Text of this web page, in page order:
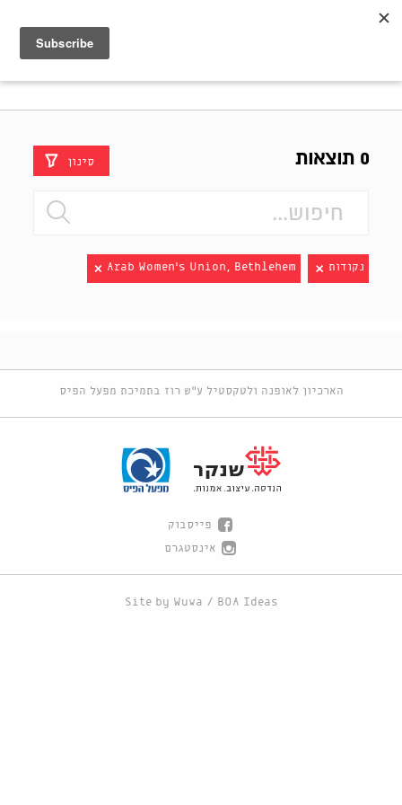
0 תוצאות סינון
נקודות Arab Women's Union, Bethlehem
הארכיון לאופנה ולטקסטיל ע"ש רוז בתמיכת מפעל הפיס
פייסבוק
אינסטגרם
Site by Wuwa / BOA Ideas